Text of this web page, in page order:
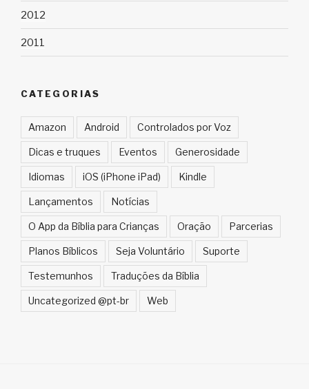
2012
2011
CATEGORIAS
Amazon Android Controlados por Voz
Dicas e truques Eventos Generosidade
Idiomas iOS (iPhone iPad) Kindle
Lançamentos Notícias
O App da Bíblia para Crianças Oração Parcerias
Planos Bíblicos Seja Voluntário Suporte
Testemunhos Traduções da Bíblia
Uncategorized @pt-br Web